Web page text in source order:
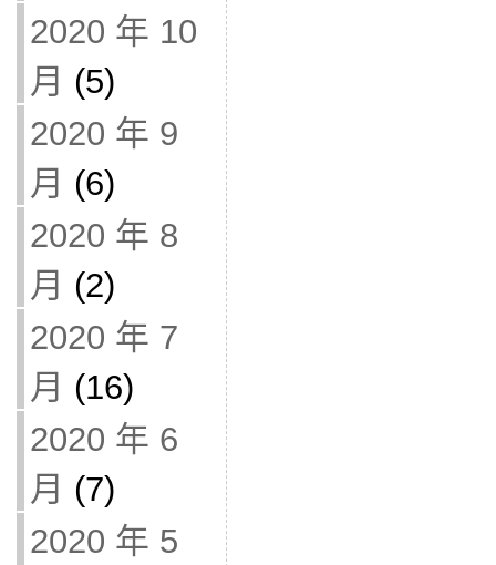
2020 年 10
月 (5)
2020 年 9
月 (6)
2020 年 8
月 (2)
2020 年 7
月 (16)
2020 年 6
月 (7)
2020 年 5